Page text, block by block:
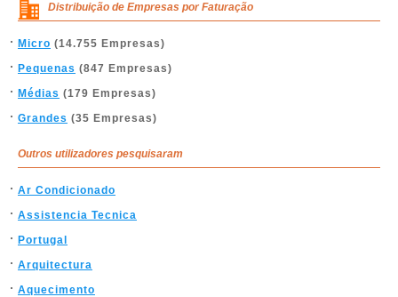
Distribuição de Empresas por Faturação
Micro (14.755 Empresas)
Pequenas (847 Empresas)
Médias (179 Empresas)
Grandes (35 Empresas)
Outros utilizadores pesquisaram
Ar Condicionado
Assistencia Tecnica
Portugal
Arquitectura
Aquecimento